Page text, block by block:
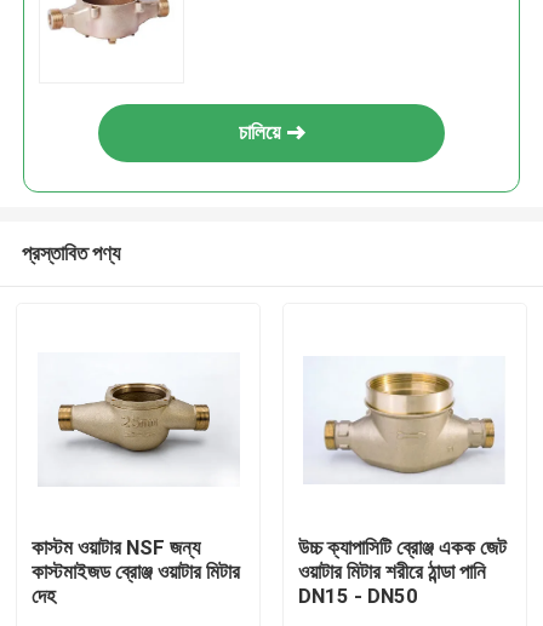
চালিয়ে
প্রস্তাবিত পণ্য
কাস্টম ওয়াটার NSF জন্য
কাস্টমাইজড ব্রোঞ্জ ওয়াটার মিটার
দেহ
উচ্চ ক্যাপাসিটি ব্রোঞ্জ একক জেট
ওয়াটার মিটার শরীরে ঠান্ডা পানি
DN15 - DN50